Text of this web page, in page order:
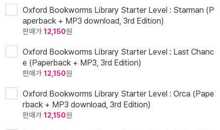
Oxford Bookworms Library Starter Level : Starman (P
aperback + MP3 download, 3rd Edition)
판매가 12,150원
Oxford Bookworms Library Starter Level : Last Chanc
e (Paperback + MP3, 3rd Edition)
판매가 12,150원
Oxford Bookworms Library Starter Level : Orca (Pape
rback + MP3 download, 3rd Edition)
판매가 12,150원